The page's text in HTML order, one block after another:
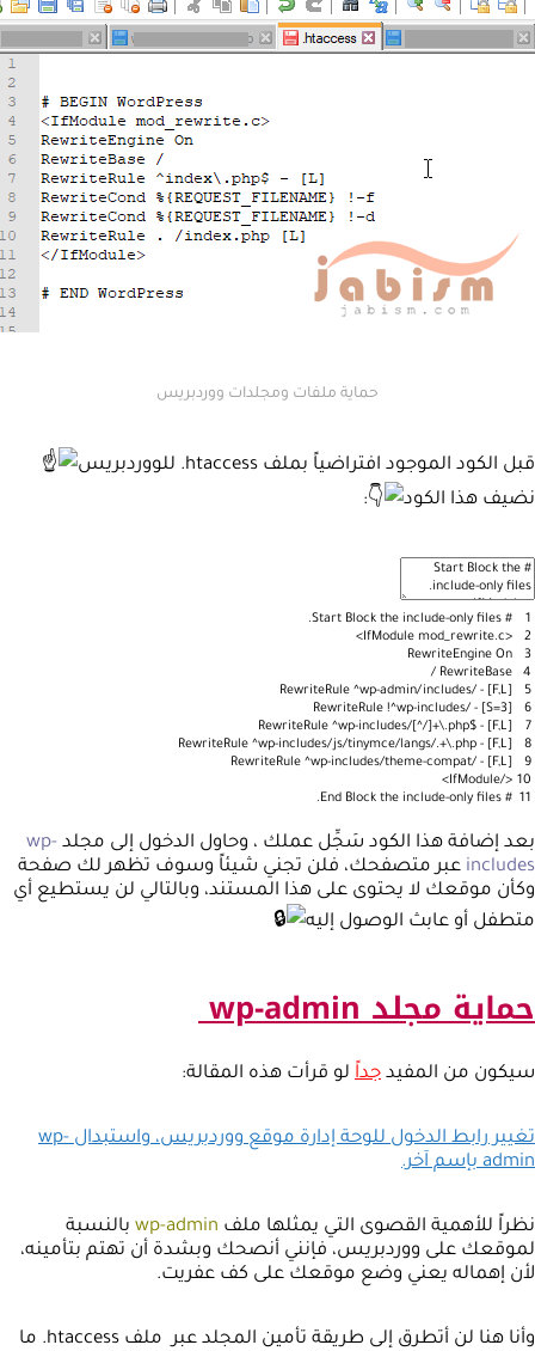
حماية ملفات ومجلدات ووردبريس
قبل الكود الموجود افتراضياً بملف htaccess. للووردبريس
نضيف هذا الكود
:
1
2
3
4
5
6
7
8
9
10
11
#
Start Block the include-only files.
<IfModule
mod_rewrite.c>
RewriteEngine On
RewriteBase
/
RewriteRule ^wp-admin/includes/ -
[F,L]
RewriteRule !^wp-includes/ - [S=3]
RewriteRule ^wp-includes/[^/]+\.php$ -
[F,L]
RewriteRule ^wp-includes/js/tinymce/langs/.+\.php -
[F,L]
RewriteRule ^wp-includes/theme-compat/ -
[F,L]
</IfModule>
#
End Block the include-only files.
بعد إضافة هذا الكود سَجِّل عملك ، وحاول الدخول إلى مجلد wp-
includes عبر متصفحك، فلن تجني شيئاً وسوف تظهر لك صفحة
وكأن موقعك لا يحتوى على هذا المستند، وبالتالي لن يستطيع أي
متطفل أو عابث الوصول إليه
حماية مجلد wp-admin
سيكون من المفيد جداً لو قرأت هذه المقالة:
تغيير رابط الدخول للوحة إدارة موقع ووردبريس، واستبدال wp-
admin بإسم آخر.
نظراً للأهمية القصوى التي يمثلها ملف wp-admin بالنسبة
لموقعك على ووردبريس، فإنني أنصحك وبشدة أن تهتم بتأمينه،
لأن إهماله يعني وضع موقعك على كف عفريت.
وأنا هنا لن أتطرق إلى طريقة تأمين المجلد عبر ملف htaccess. ما